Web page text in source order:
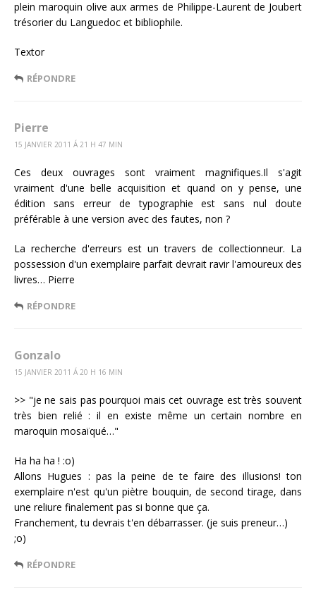
plein maroquin olive aux armes de Philippe-Laurent de Joubert
trésorier du Languedoc et bibliophile.
Textor
RÉPONDRE
Pierre
15 JANVIER 2011 Á 21 H 47 MIN
Ces deux ouvrages sont vraiment magnifiques.Il s'agit
vraiment d'une belle acquisition et quand on y pense, une
édition sans erreur de typographie est sans nul doute
préférable à une version avec des fautes, non ?
La recherche d'erreurs est un travers de collectionneur. La
possession d'un exemplaire parfait devrait ravir l'amoureux des
livres… Pierre
RÉPONDRE
Gonzalo
15 JANVIER 2011 Á 20 H 16 MIN
>> "je ne sais pas pourquoi mais cet ouvrage est très souvent
très bien relié : il en existe même un certain nombre en
maroquin mosaïqué…"
Ha ha ha ! :o)
Allons Hugues : pas la peine de te faire des illusions! ton
exemplaire n'est qu'un piètre bouquin, de second tirage, dans
une reliure finalement pas si bonne que ça.
Franchement, tu devrais t'en débarrasser. (je suis preneur…)
;o)
RÉPONDRE